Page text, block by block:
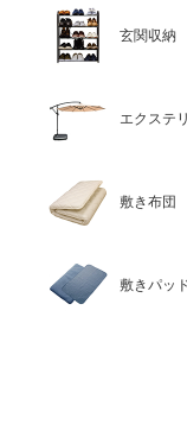
玄関収納
エクステ
敷き布団
敷きパッ